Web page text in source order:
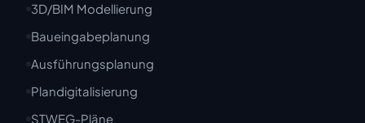
3D/BIM Modellierung
Baueingabeplanung
Ausführungsplanung
Plandigitalisierung
STWEG-Pläne